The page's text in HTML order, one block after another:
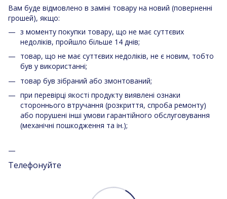
Вам буде відмовлено в заміні товару на новий (поверненні
грошей), якщо:
з моменту покупки товару, що не має суттєвих
недоліків, пройшло більше 14 днів;
товар, що не має суттєвих недоліків, не є новим, тобто
був у використанні;
товар був зібраний або змонтований;
при перевірці якості продукту виявлені ознаки
стороннього втручання (розкриття, спроба ремонту)
або порушені інші умови гарантійного обслуговування
(механічні пошкодження та ін.);
Телефонуйте